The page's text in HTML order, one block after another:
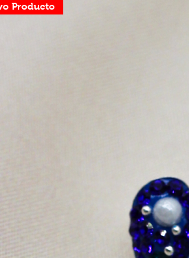
Producto